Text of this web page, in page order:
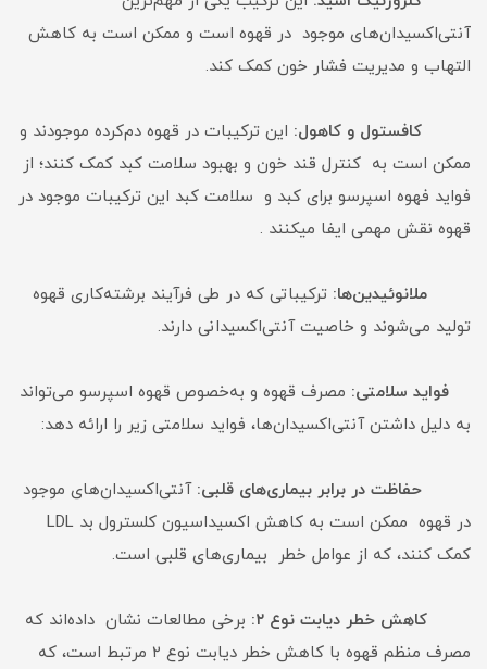
آنتی‌اکسیدان‌های موجود در قهوه است و ممکن است به کاهش
التهاب و مدیریت فشار خون کمک کند.
کافستول و کاهول: این ترکیبات در قهوه دم‌کرده موجودند و
ممکن است به کنترل قند خون و بهبود سلامت کبد کمک کنند؛ از
فواید فهوه اسپرسو برای کبد و سلامت کبد این ترکیبات موجود در
قهوه نقش مهمی ایفا میکنند .
ملانوئیدین‌ها: ترکیباتی که در طی فرآیند برشته‌کاری قهوه
تولید می‌شوند و خاصیت آنتی‌اکسیدانی دارند.
فواید سلامتی: مصرف قهوه و به‌خصوص قهوه اسپرسو می‌تواند
به دلیل داشتن آنتی‌اکسیدان‌ها، فواید سلامتی زیر را ارائه دهد:
حفاظت در برابر بیماری‌های قلبی:آنتی‌اکسیدان‌های موجود
در قهوه ممکن است به کاهش اکسیداسیون کلسترول بد LDL
کمک کنند، که از عوامل خطر بیماری‌های قلبی است.
کاهش خطر دیابت نوع ۲:
برخی مطالعات نشان داده‌اند که
مصرف منظم قهوه با کاهش خطر دیابت نوع ۲ مرتبط است، که